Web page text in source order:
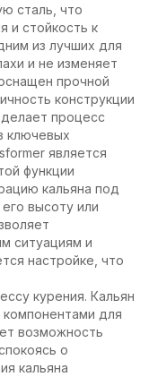
сталь, что
и стойкость к
из лучших для
и не изменяет
прочной
конструкции
процесс
ключевых
является
функции
кальяна под
высоту или
ситуациям и
настройке, что
курения. Кальян
для
возможность
о
кальяна